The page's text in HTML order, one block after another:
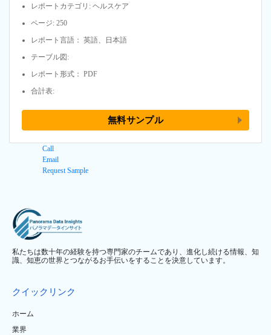
レポートカテゴリ: ヘルスケア
ページ: 250
レポート言語： 英語、日本語
テーブル図:
レポート形式： PDF
合計表:
無料サンプル
Call
Email
Request Sample
私たちは数十年の経験を持つ専門家のチームであり、進化し続ける情報、知
識、知恵の世界とつながるお手伝いをすることを決意しています。
クイックリンク
ホーム
業界